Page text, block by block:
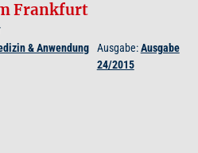
Frankfurt
& Anwendung
Ausgabe:Ausgabe
24/2015